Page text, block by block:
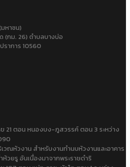
หาชน)
(กม. 26) ตำบลบางบ่อ
ราการ 10560
21 ตอน หนองบง-ภูสวรรค์ ตอน 3 ระหว่าง
วณหัวงาน สำหรับงานทำนบหัวงานและอาคาร
ห้วยรู อันเนื่องมาจากพระราชดำริ